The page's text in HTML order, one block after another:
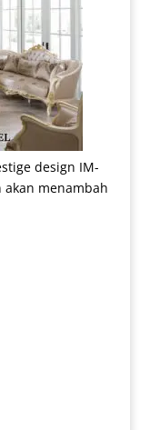
design IM-
akan menambah